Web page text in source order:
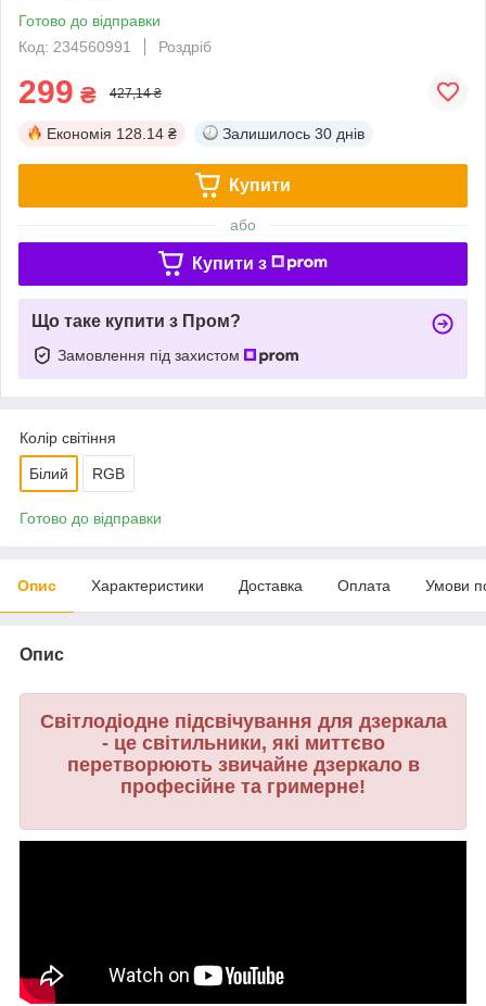
Готово до відправки
Код: 234560991
Роздріб
299 ₴ 427,14 ₴
Економія 128.14 ₴ Залишилось 30 днів
Купити
або
Купити з
Що таке купити з Пром?
Замовлення під захистом
Колір світіння
Білий RGB
Готово до відправки
Опис Характеристики Доставка Оплата Умови
Опис
Світлодіодне підсвічування для дзеркала
- це світильники, які миттєво
перетворюють звичайне дзеркало в
професійне та гримерне!